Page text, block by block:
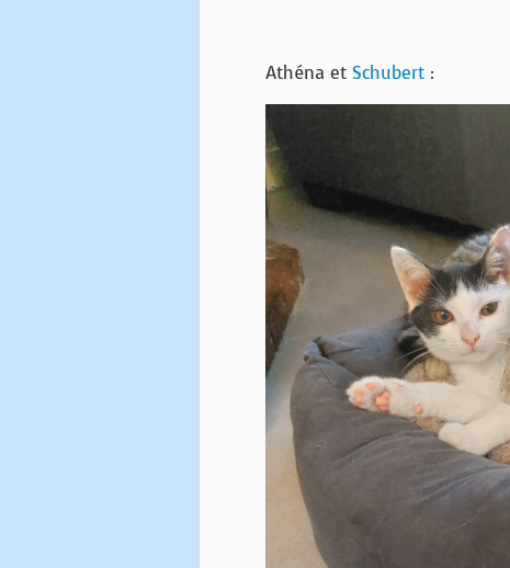
Athéna et Schubert :